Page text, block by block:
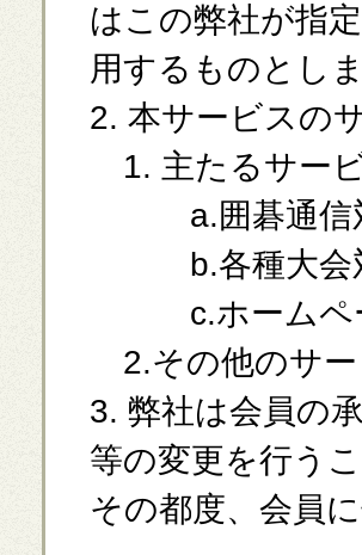
はこの弊社が指
用するものとし
2. 本サービスの
1. 主たるサー
a.囲碁通信対
b.各種大会対
c.ホームペー
2.その他のサー
3. 弊社は会員の
等の変更を行う
その都度、会員